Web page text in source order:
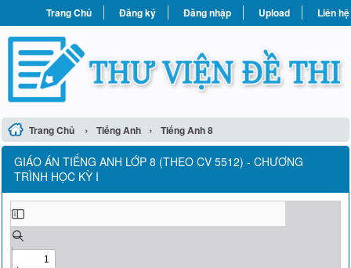
Trang Chủ Đăng ký Đăng nhập Upload Liên hệ
Trang Chủ › Tiếng Anh › Tiếng Anh 8
GIÁO ÁN TIẾNG ANH LỚP 8 (THEO CV 5512) - CHƯƠNG
TRÌNH HỌC KỲ I